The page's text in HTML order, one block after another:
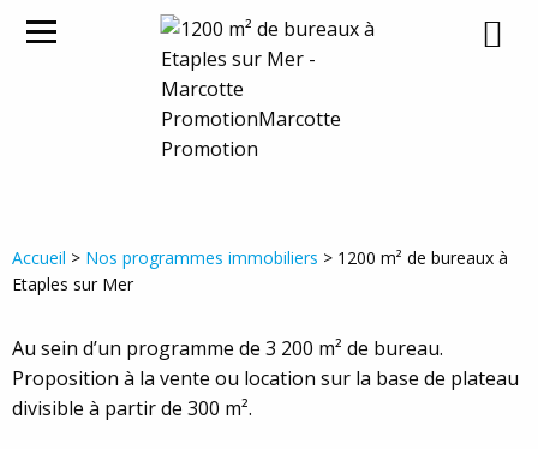
1200 M² DE BUREAUX À ETAPLES
SUR MER
Accueil > Nos programmes immobiliers > 1200 m² de bureaux à
Etaples sur Mer
Au sein d’un programme de 3 200 m² de bureau.
Proposition à la vente ou location sur la base de plateau
divisible à partir de 300 m².